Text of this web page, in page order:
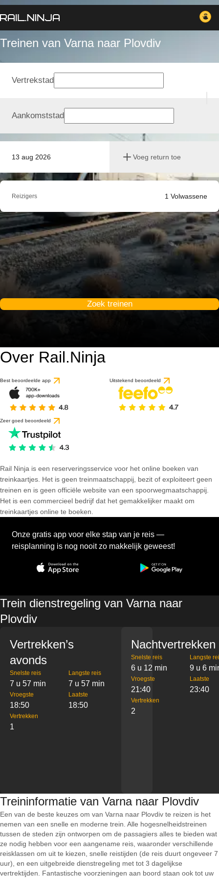
Treinen van Varna naar Plovdiv
13 aug 2026 Voeg return toe
Vertrekstad
Aankomststad
Reizigers 1 Volwassene
Zoek treinen
Over Rail.Ninja
Best beoordeelde app Uitstekend beoordeeld
Zeer goed beoordeeld
Rail Ninja is een reserveringsservice voor het online boeken van
treinkaartjes. Het is geen treinmaatschappij, bezit of exploiteert geen
treinen en is geen officiële website van een spoorwegmaatschappij.
Het is een commercieel bedrijf dat het gemakkelijker maakt om
treinkaartjes online te boeken.
Onze gratis app voor elke stap van je reis —
reisplanning is nog nooit zo makkelijk geweest!
Trein dienstregeling van Varna naar
Plovdiv
Vertrekken’s
avonds
Snelste reis
7 u 57 min
Langste reis
7 u 57 min
Vroegste
18:50
Laatste
18:50
Vertrekken
1
Nachtvertrekken
Snelste reis
6 u 12 min
Langste
9 u 6
Vroegste
21:40
Laatste
23:40
Vertrekken
2
Treininformatie van Varna naar Plovdiv
Een van de beste keuzes om van Varna naar Plovdiv te reizen is het
nemen van een snelle en moderne trein. Alle hogesnelheidstreinen
tussen de steden zijn ontworpen om de passagiers alles te bieden wat
ze nodig hebben voor een aangename reis, waaronder verschillende
reisklassen om uit te kiezen, snelle reistijden (de reis duurt ongeveer 7
uur), en een uitgebreide dienstregeling met tot 3 dagelijkse
vertrektijden. Fantastische voorzieningen aan boord staan ook tot uw